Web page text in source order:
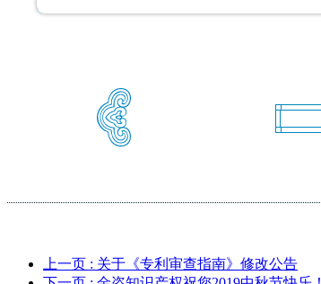
上一页 : 关于《专利审查指南》修改公告